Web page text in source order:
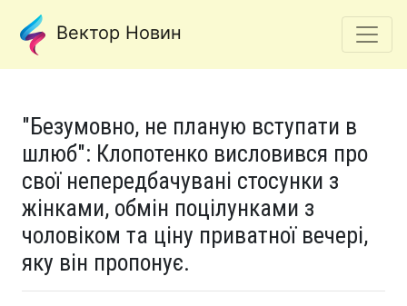
Вектор Новин
"Безумовно, не планую вступати в
шлюб": Клопотенко висловився про
свої непередбачувані стосунки з
жінками, обмін поцілунками з
чоловіком та ціну приватної вечері,
яку він пропонує.